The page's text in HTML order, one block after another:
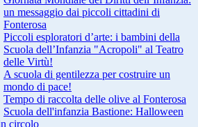
un messaggio dai piccoli cittadini di
Fonterosa
Piccoli esploratori d’arte: i bambini della
Scuola dell’Infanzia "Acropoli" al Teatro
delle Virtù!
A scuola di gentilezza per costruire un
mondo di pace!
Tempo di raccolta delle olive al Fonterosa
Scuola dell'infanzia Bastione: Halloween
circolo